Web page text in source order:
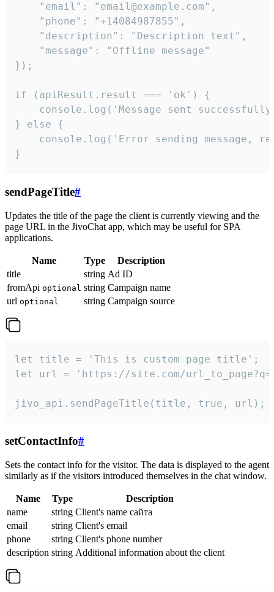
    "email": "email@example.com",
    "phone": "+14084987855",
    "description": "Description text",
    "message": "Offline message"
});
if (apiResult.result === 'ok') {
console.log('Message sent
} else {
console.log('Error sending message,
}
sendPageTitle#
Updates the title of the page the client is currently viewing and the
page URL in the JivoChat app, which may be useful for SPA
applications.
Name Type
Description
title
string Ad ID
fromApi optional string Campaign name
url optional string Campaign source
let title = 'This is custom page title';
let url = 'https://site.com/
jivo_api.sendPageTitle(title, true, url);
setContactInfo#
Sets the contact info for the visitor. The data is displayed to the agent
similarly as if the visitors introduced themselves in the chat window.
Name Type
Description
name
string Client's name сайта
email
string Client's email
phone
string Client's phone number
description string Additional information about the client